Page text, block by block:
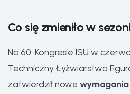
Co się zmieniło w
Na 60. Kongresie ISU w
Techniczny Łyżwiarstwa
zatwierdził nowe